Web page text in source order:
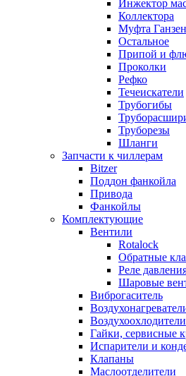
Инжектор
Коллектора
Муфта
Остальное
Припой и
Проколки
Рефко
Течеискатели
Трубогибы
Труборезы
Шланги
Запчасти к чиллерам
Bitzer
Поддон фанкойла
Привода
Фанкойлы
Комплектующие
Вентили
Rotalock
Обратные
Реле
Шаровые
Виброгаситель
Воздухоохлодители
Гайки, сервисные
Испарители и
Клапаны
Маслоотделители